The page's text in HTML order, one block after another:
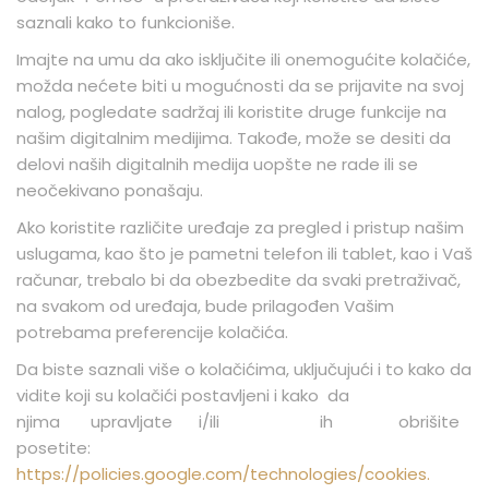
saznali kako to funkcioniše.
Imajte na umu da ako isključite ili onemogućite kolačiće,
možda nećete biti u mogućnosti da se prijavite na svoj
nalog, pogledate sadržaj ili koristite druge funkcije na
našim digitalnim medijima. Takođe, može se desiti da
delovi naših digitalnih medija uopšte ne rade ili se
neočekivano ponašaju.
Ako koristite različite uređaje za pregled i pristup našim
uslugama, kao što je pametni telefon ili tablet, kao i Vaš
računar, trebalo bi da obezbedite da svaki pretraživač,
na svakom od uređaja, bude prilagođen Vašim
potrebama preferencije kolačića.
Da biste saznali više o kolačićima, uključujući i to kako da
vidite koji su kolačići postavljeni i kako da
njima upravljate i/ili ih obrišite
posetite:
https://policies.google.com/technologies/cookies.